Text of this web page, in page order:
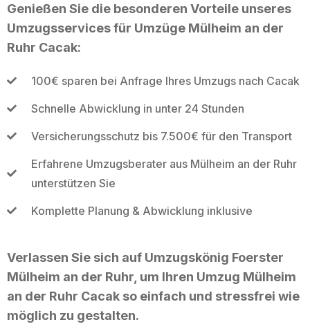
Genießen Sie die besonderen Vorteile unseres
Umzugsservices für Umzüge Mülheim an der
Ruhr Cacak:
100€ sparen bei Anfrage Ihres Umzugs nach Cacak
Schnelle Abwicklung in unter 24 Stunden
Versicherungsschutz bis 7.500€ für den Transport
Erfahrene Umzugsberater aus Mülheim an der Ruhr
unterstützen Sie
Komplette Planung & Abwicklung inklusive
Verlassen Sie sich auf Umzugskönig Foerster
Mülheim an der Ruhr, um Ihren Umzug Mülheim
an der Ruhr Cacak so einfach und stressfrei wie
möglich zu gestalten.